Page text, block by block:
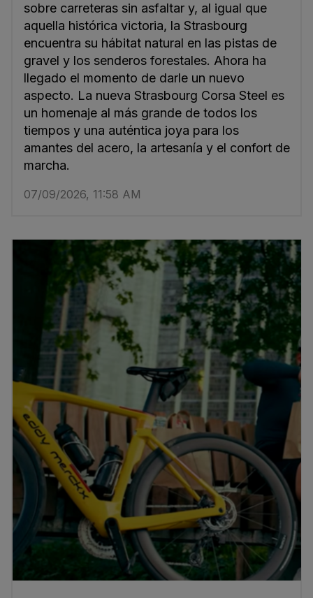
sobre carreteras sin asfaltar y, al igual que
aquella histórica victoria, la Strasbourg
encuentra su hábitat natural en las pistas de
gravel y los senderos forestales. Ahora ha
llegado el momento de darle un nuevo
aspecto. La nueva Strasbourg Corsa Steel es
un homenaje al más grande de todos los
tiempos y una auténtica joya para los
amantes del acero, la artesanía y el confort de
marcha.
07/09/2026, 11:58 AM